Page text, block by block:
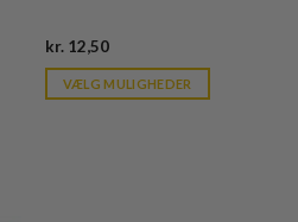
kr.12,50Current
is:
kr. 39,95.
VÆLG MULIGHEDER